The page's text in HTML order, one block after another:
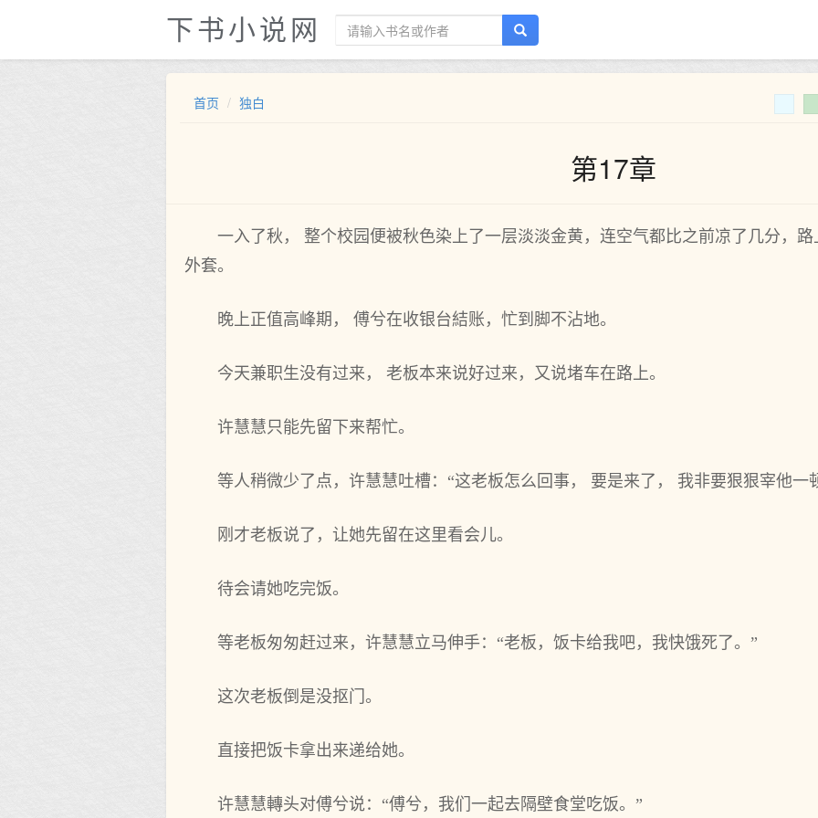
下书小说网
首页 独白
第17章
一入了秋， 整个校园便被秋色染上了一层淡淡金黄，连空气都比之前凉了几分，
外套。
晚上正值高峰期， 傅兮在收银台結账，忙到脚不沾地。
今天兼职生没有过来， 老板本来说好过来，又说堵车在路上。
许慧慧只能先留下来帮忙。
等人稍微少了点，许慧慧吐槽：“这老板怎么回事， 要是来了， 我非要狠狠宰他一
刚才老板说了，让她先留在这里看会儿。
待会请她吃完饭。
等老板匆匆赶过来，许慧慧立马伸手：“老板，饭卡给我吧，我快饿死了。”
这次老板倒是没抠门。
直接把饭卡拿出来递给她。
许慧慧轉头对傅兮说：“傅兮，我们一起去隔壁食堂吃饭。”